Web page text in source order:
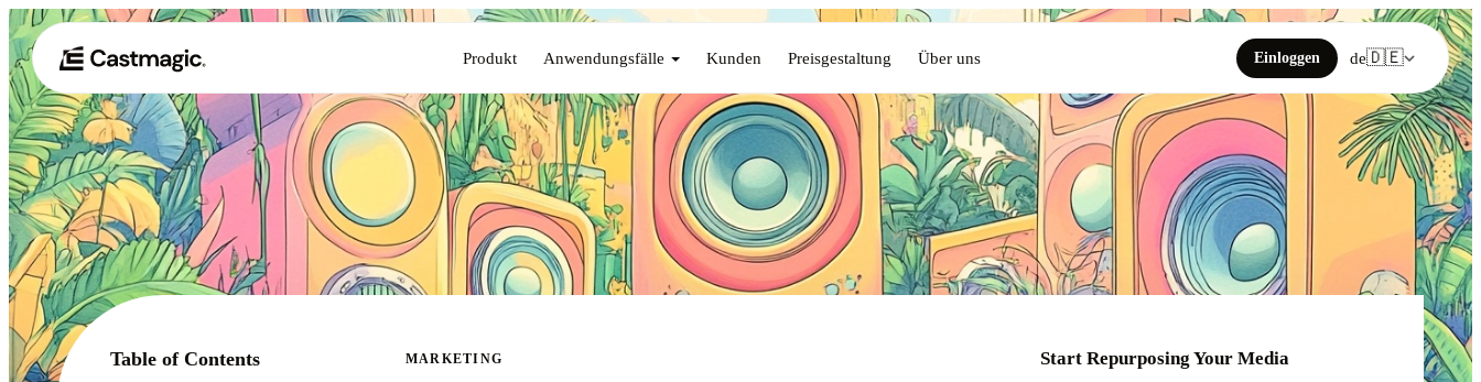
Produkt Anwendungsfälle Kunden Preisgestaltung Über uns Einloggen de🇩🇪
Table of Contents MARKETING Start Repurposing Your Media